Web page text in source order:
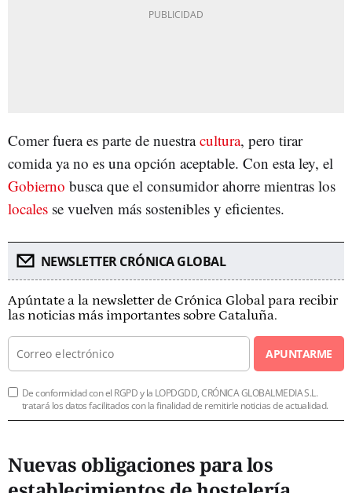
Comer fuera es parte de nuestracultura, pero tirar
comida ya no es una opción aceptable. Con esta ley, el
Gobierno busca que el consumidor ahorre mientras los
locales se vuelven más sostenibles y eficientes.
NEWSLETTER CRÓNICA GLOBAL
Apúntate a la newsletter de Crónica Global para recibir
las noticias más importantes sobre Cataluña.
APUNTARME
De conformidad con el RGPD y la LOPDGDD, CRÓNICA GLOBALMEDIA S.L.
tratará los datos facilitados con la finalidad de remitirle noticias de actualidad.
Nuevas obligaciones para los